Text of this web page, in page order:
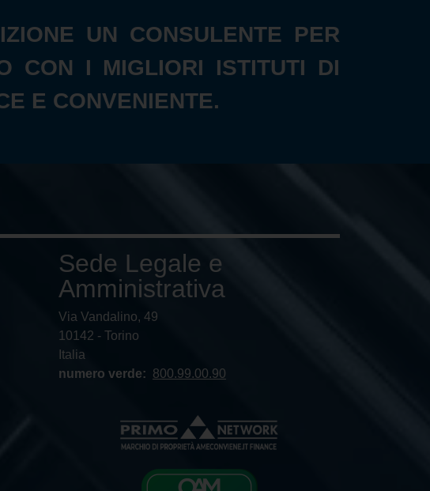
UN CONSULENTE PER
CON I MIGLIORI ISTITUTI DI
E CONVENIENTE.
Sede Legale e
Amministrativa
Via Vandalino, 49
10142 - Torino
Italia
numero verde: 800.99.00.90